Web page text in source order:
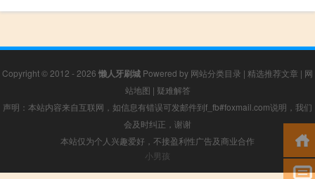
Copyright © 2012 - 2026 懒人牙刷城 Powered by 网站分类目录 | 精选推荐文章 | 网
站地图 | 疑难解答
声明：本站内容来自互联网，如信息有错误可发邮件到f_fb#foxmail.com说明，我们
会及时纠正，谢谢
本站仅为个人兴趣爱好，不接盈利性广告及商业合作
小男孩